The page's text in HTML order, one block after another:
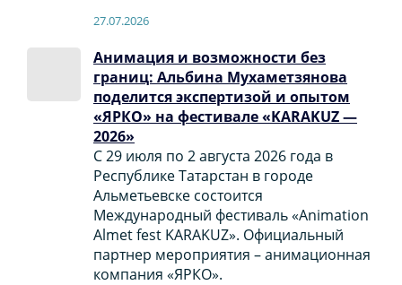
27.07.2026
Анимация и возможности без
границ: Альбина Мухаметзянова
поделится экспертизой и опытом
«ЯРКО» на фестивале «KARAKUZ —
2026»
С 29 июля по 2 августа 2026 года в
Республике Татарстан в городе
Альметьевске состоится
Международный фестиваль «Animation
Almet fest KARAKUZ». Официальный
партнер мероприятия – анимационная
компания «ЯРКО».